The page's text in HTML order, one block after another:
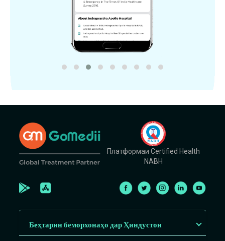
Платформаи Certified Health
NABH
Беҳтарин беморхонаҳо дар Ҳиндустон